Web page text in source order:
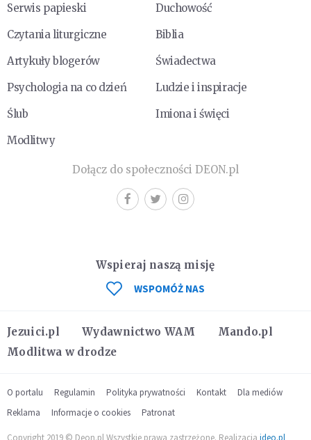
Serwis papieski
Duchowość
Czytania liturgiczne
Biblia
Artykuły blogerów
Świadectwa
Psychologia na co dzień
Ludzie i inspiracje
Ślub
Imiona i święci
Modlitwy
Dołącz do społeczności DEON.pl
Jezuici.pl Wydawnictwo WAM
Mando.pl
Modlitwa w drodze
Wspieraj naszą misję
WSPOMÓŻ NAS
O portalu Regulamin Polityka prywatności Kontakt
Dla mediów
Reklama
Informacje o cookies Patronat
Copyright 2019 © Deon.pl Wszystkie prawa zastrzeżone. Realizacja ideo.pl